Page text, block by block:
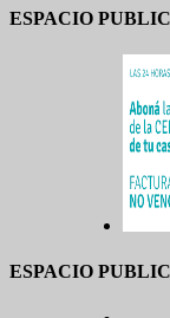
ESPACIO
ESPACIO